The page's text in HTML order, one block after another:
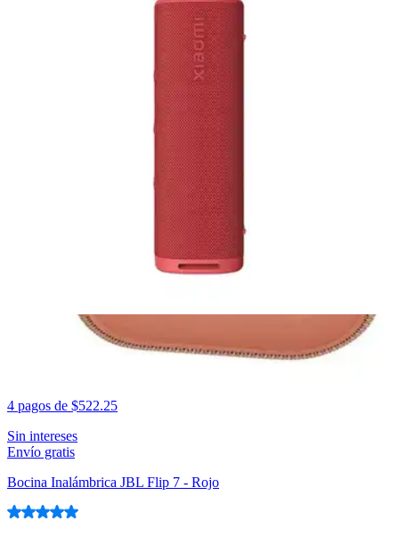
Bocina Inalámbrica Audio Pro Addon C3 - Negro
Bocina Inalambrica Beats Pill - Champagne
4 pagos de $522.25
Sin intereses
Envío gratis
Bocina Inalámbrica JBL Flip 7 - Rojo